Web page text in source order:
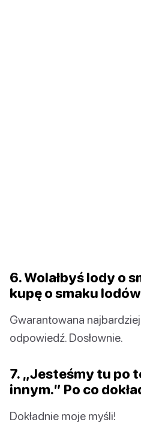
6. Wolałbyś lody o
kupę o smaku
Gwarantowana
odpowiedź. Dosłownie.
7. „Jesteśmy tu po
innym.” Po co
Dokładnie moje myśli!